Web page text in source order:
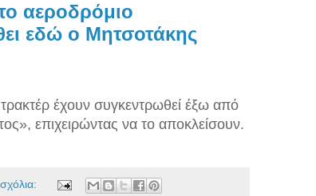
αεροδρόμιο
εδώ ο Μητσοτάκης
έχουν συγκεντρωθεί έξω από
επιχειρώντας να το αποκλείσουν.